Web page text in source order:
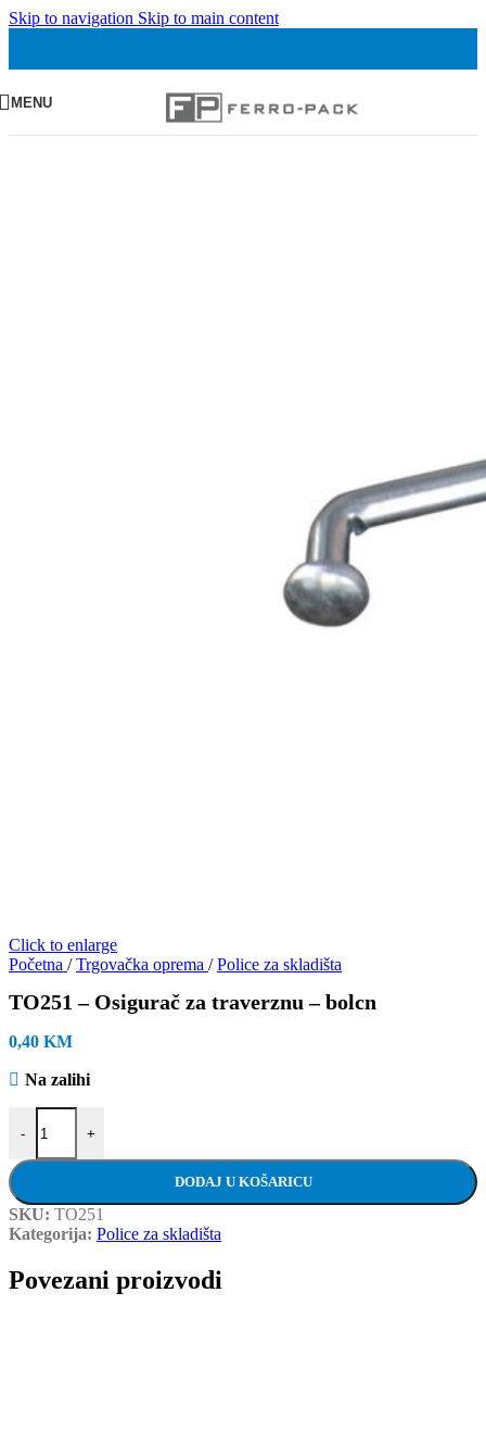
Skip to navigation Skip to main content
MENU
Click to enlarge
Početna / Trgovačka oprema / Police za skladišta
TO251 – Osigurač za traverznu – bolcn
0,40 KM
Na zalihi
-
TO251 - Osigurač za traverznu - bolcn količina
+
DODAJ U KOŠARICU
SKU: TO251
Kategorija: Police za skladišta
Povezani proizvodi